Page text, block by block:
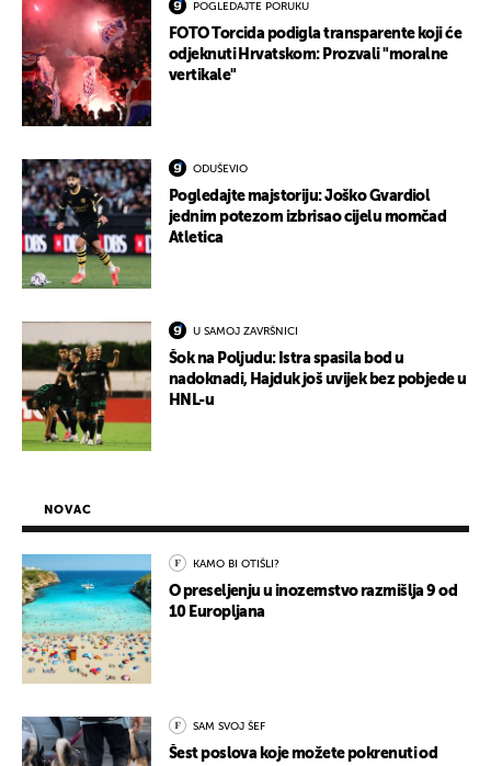
POGLEDAJTE PORUKU
FOTO Torcida podigla transparente koji će
odjeknuti Hrvatskom: Prozvali "moralne
vertikale"
ODUŠEVIO
Pogledajte majstoriju: Joško Gvardiol
jednim potezom izbrisao cijelu momčad
Atletica
U SAMOJ ZAVRŠNICI
Šok na Poljudu: Istra spasila bod u
nadoknadi, Hajduk još uvijek bez pobjede u
HNL-u
NOVAC
KAMO BI OTIŠLI?
O preseljenju u inozemstvo razmišlja 9 od
10 Europljana
SAM SVOJ ŠEF
Šest poslova koje možete pokrenuti od